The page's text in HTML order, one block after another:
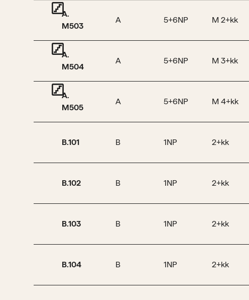
A.
M503
A 5+6NP M 2+kk
A.
M504
A 5+6NP M 3+kk
A.
M505
A 5+6NP M 4+kk
B.101 B 1NP 2+kk
B.102 B 1NP 2+kk
B.103 B 1NP 2+kk
B.104 B 1NP 2+kk